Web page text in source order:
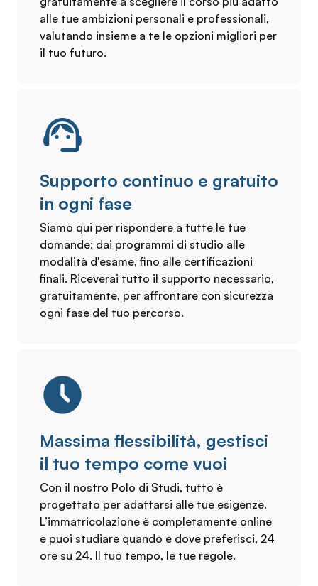
alle tue ambizioni personali e professionali,
valutando insieme a te le opzioni migliori per
il tuo futuro.
Supporto continuo e gratuito
in ogni fase
Siamo qui per rispondere a tutte le tue
domande: dai programmi di studio alle
modalità d'esame, fino alle certificazioni
finali. Riceverai tutto il supporto necessario,
gratuitamente, per affrontare con sicurezza
ogni fase del tuo percorso.
Massima flessibilità, gestisci
il tuo tempo come vuoi
Con il nostro Polo di Studi, tutto è
progettato per adattarsi alle tue esigenze.
L’immatricolazione è completamente online
e puoi studiare quando e dove preferisci, 24
ore su 24. Il tuo tempo, le tue regole.